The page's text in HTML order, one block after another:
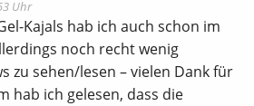
Uhr
Kajals hab ich auch schon im
noch recht wenig
zu sehen/lesen – vielen Dank für
hab ich gelesen, dass die